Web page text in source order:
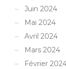
Juin 2024
Mai 2024
Avril 2024
Mars 2024
Février